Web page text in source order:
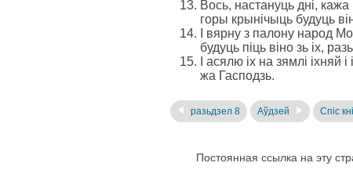
Вось, настануць дні,
горы крынічыць будуць
І вярну з палону народ
будуць піць віно зь іх,
І асялю іх на зямлі
жа Гасподзь.
разьдзел 8 Аўдзей Спіс
Постоянная ссылка на эту